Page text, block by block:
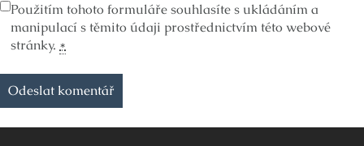
Použitím tohoto formuláře souhlasíte s ukládáním a
manipulací s těmito údaji prostřednictvím této webové
stránky. *